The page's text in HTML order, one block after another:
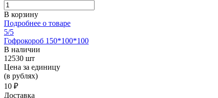
В корзину
Подробнее о товаре
5/5
Гофрокороб 150*100*100
В наличии
12530 шт
Цена за единицу
(в рублях)
10 ₽
Доставка